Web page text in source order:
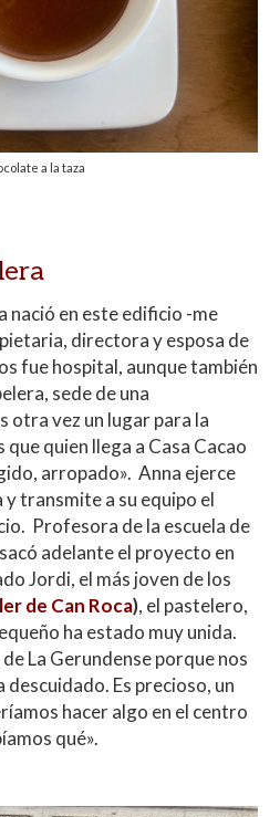
a la taza
nació en este edificio -me
directora y esposa de
fue hospital, aunque también
sede de una
otra vez un lugar para la
quien llega a Casa Cacao
arropado». Anna ejerce
transmite a su equipo el
Profesora de la escuela de
adelante el proyecto en
Jordi, el más joven de los
de Can Roca), el pastelero,
ha estado muy unida.
La Gerundense porque nos
Es precioso, un
hacer algo en el centro
qué».